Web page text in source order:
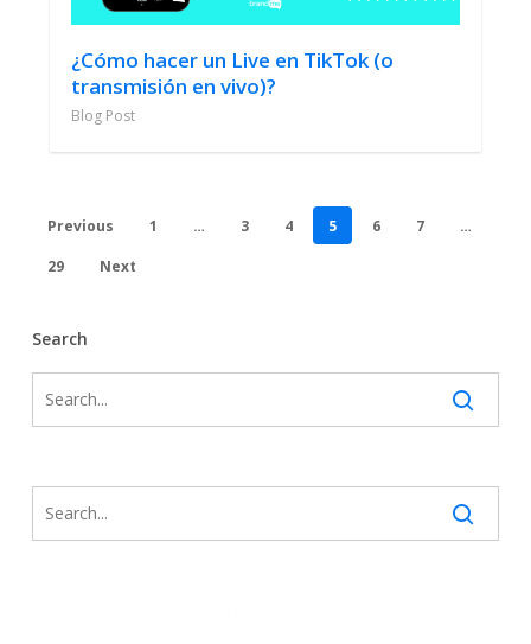
¿Cómo hacer un Live en TikTok (o
transmisión en vivo)?
Blog Post
Previous 1 … 3 4 5 6 7
…
29
Next
Search